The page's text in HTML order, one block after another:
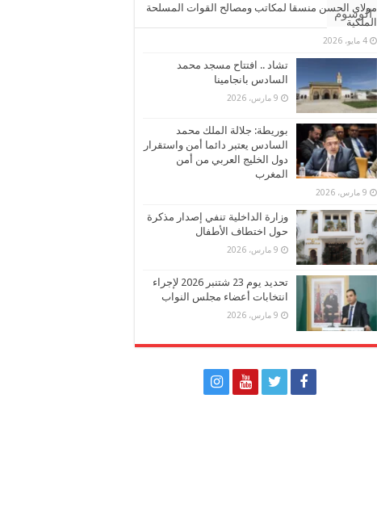
الوسوم
مولاي الحسن منسقا لمكاتب ومصالح القوات المسلحة
الملكية
4 مايو، 2026
تشاد .. افتتاح مسجد محمد
السادس بانجامينا
9 مارس، 2026
بوريطة: جلالة الملك محمد
السادس يعتبر دائما أمن واستقرار
دول الخليج العربي من أمن
المغرب
9 مارس، 2026
وزارة الداخلية تنفي إصدار مذكرة
حول اختطاف الأطفال
9 مارس، 2026
تحديد يوم 23 شتنبر 2026 لإجراء
انتخابات أعضاء مجلس النواب
9 مارس، 2026